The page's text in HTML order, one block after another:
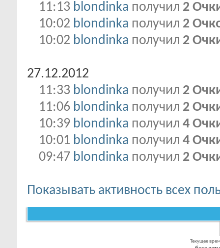
11:13 blondinka получил 2
10:02 blondinka получил 2
10:02 blondinka получил 2
27.12.2012
11:33 blondinka получил 2
11:06 blondinka получил 2
10:39 blondinka получил 4
10:01 blondinka получил 4
09:47 blondinka получил 2
Показывать активность всех
Текущее